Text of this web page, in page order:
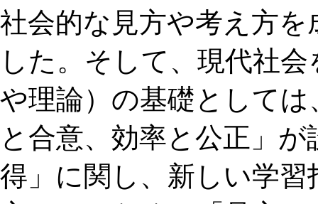
社会的な見方や考え方
した。そして、現代社
や理論）の基礎として
と合意、効率と公正」
得」に関し、新しい学